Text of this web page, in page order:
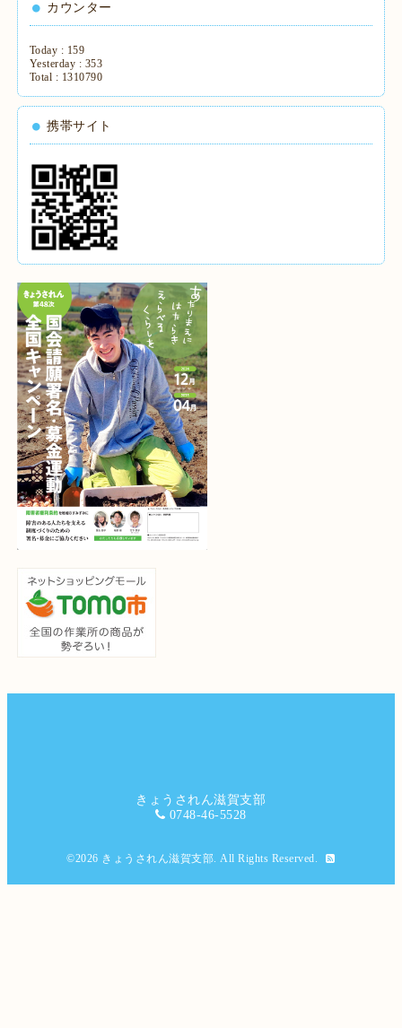
カウンター
Today : 159
Yesterday : 353
Total : 1310790
携帯サイト
きょうされん滋賀支部
0748-46-5528
©2026 きょうされん滋賀支部. All Rights Reserved.